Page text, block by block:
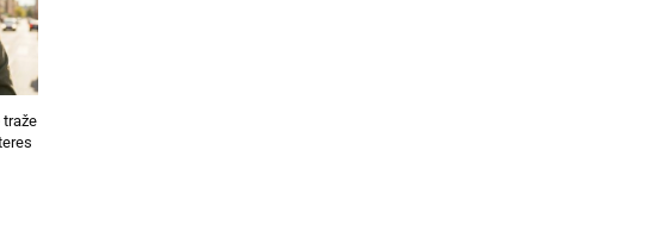
traže